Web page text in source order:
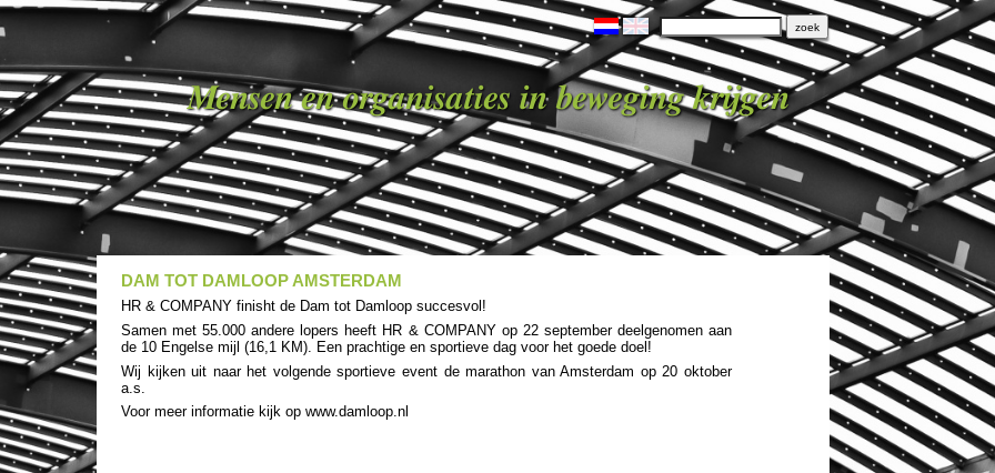
Mensen en organisaties in beweging krijgen
DAM TOT DAMLOOP AMSTERDAM
HR & COMPANY finisht de Dam tot Damloop succesvol!
Samen met 55.000 andere lopers heeft HR & COMPANY op 22 september deelgenomen aan
de 10 Engelse mijl (16,1 KM). Een prachtige en sportieve dag voor het goede doel!
Wij kijken uit naar het volgende sportieve event de marathon van Amsterdam op 20 oktober
a.s.
Voor meer informatie kijk op www.damloop.nl